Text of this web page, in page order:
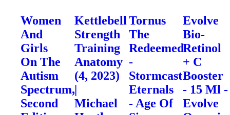
Women
And
Girls
On The
Autism
Spectrum,
Second
Kettlebell
Strength
Training
Anatomy
(4, 2023)
Michael
Tornus
The
Redeemed
-
Stormcast
Eternals
- Age Of
Evolve
Bio-
Retinol
+ C
Booster
- 15 Ml -
Evolve